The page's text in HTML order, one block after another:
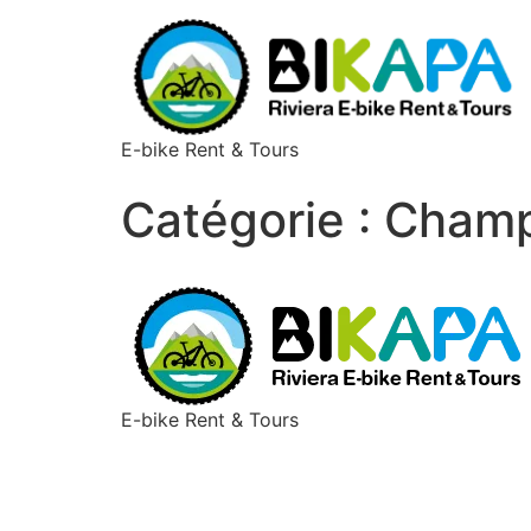
E-bike Rent & Tours
Catégorie :
E-bike Rent & Tours